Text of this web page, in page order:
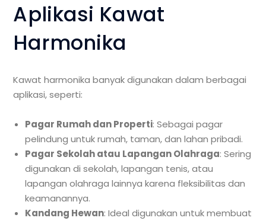
Aplikasi Kawat
Harmonika
Kawat harmonika banyak digunakan dalam berbagai
aplikasi, seperti:
Pagar Rumah dan Properti: Sebagai pagar
pelindung untuk rumah, taman, dan lahan pribadi.
Pagar Sekolah atau Lapangan Olahraga: Sering
digunakan di sekolah, lapangan tenis, atau
lapangan olahraga lainnya karena fleksibilitas dan
keamanannya.
Kandang Hewan: Ideal digunakan untuk membuat